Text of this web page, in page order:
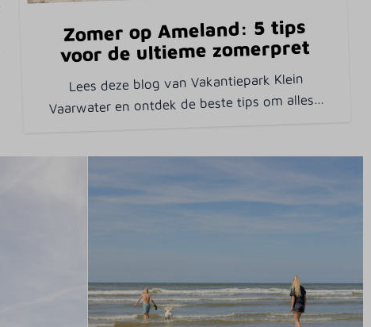
Zomer op Ameland: 5 tips
voor de ultieme zomerpret
Lees deze blog van Vakantiepark Klein
Vaarwater en ontdek de beste tips om alles…